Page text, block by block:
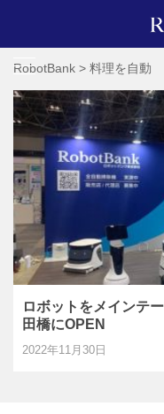
RobotBank > 料理を自動
ロボットをメインテ
田橋にOPEN
2022年11月30日